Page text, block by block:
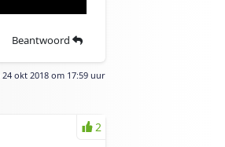
Beantwoord
okt 2018 om 17:59 uur
2